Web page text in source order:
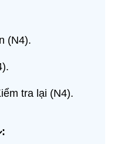
(N4).
tra lại (N4).